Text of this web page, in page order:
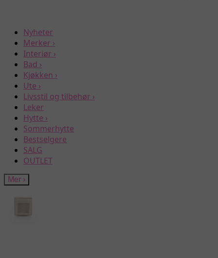
Nyheter
Merker ›
Interiør ›
Bad ›
Kjøkken ›
Ute ›
Livsstil og tilbehør ›
Leker
Hytte ›
Sommerhytte
Bestselgere
SALG
OUTLET
Mer ›